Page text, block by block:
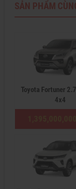
SẢN PHẨM
Toyota Fortuner
4x4